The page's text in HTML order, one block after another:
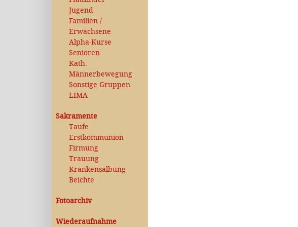
Jugend
Familien /
Erwachsene
Alpha-Kurse
Senioren
Kath.
Männerbewegung
Sonstige Gruppen
LIMA
Sakramente
Taufe
Erstkommunion
Firmung
Trauung
Krankensalbung
Beichte
Fotoarchiv
Wiederaufnahme